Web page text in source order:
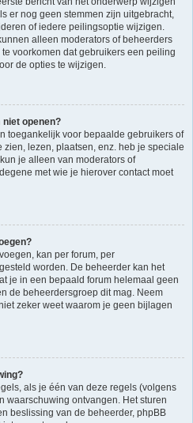
er nog geen stemmen zijn uitgebracht,
of iedere peilingsoptie wijzigen.
alleen moderators of beheerders
voorkomen dat gebruikers een peiling
de opties te wijzigen.
niet openen?
toegankelijk voor bepaalde gebruikers of
lezen, plaatsen, enz. heb je speciale
je alleen van moderators of
met wie je hierover contact moet
kan per forum, per
worden. De beheerder kan het
je in een bepaald forum helemaal geen
de beheerdersgroep dit mag. Neem
zeker weet waarom je geen bijlagen
als je één van deze regels (volgens
waarschuwing ontvangen. Het sturen
beslissing van de beheerder, phpBB